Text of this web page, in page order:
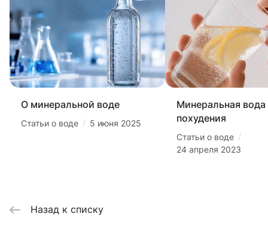
О минеральной воде
Статьи о воде / 5 июня 2025
Минеральная вода
похудения
Статьи о воде /
24 апреля 2023
Назад к списку